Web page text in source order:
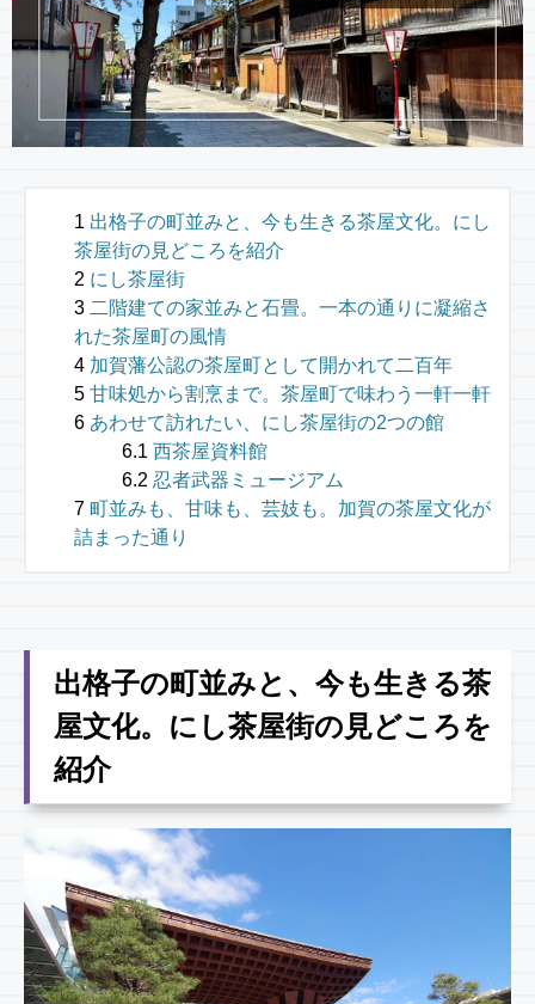
出格子の町並みと、今も生きる茶屋文化。にし
茶屋街の見どころを紹介
にし茶屋街
二階建ての家並みと石畳。一本の通りに凝縮さ
れた茶屋町の風情
加賀藩公認の茶屋町として開かれて二百年
甘味処から割烹まで。茶屋町で味わう一軒一軒
あわせて訪れたい、にし茶屋街の2つの館
西茶屋資料館
忍者武器ミュージアム
町並みも、甘味も、芸妓も。加賀の茶屋文化が
詰まった通り
出格子の町並みと、今も生きる茶
屋文化。にし茶屋街の見どころを
紹介